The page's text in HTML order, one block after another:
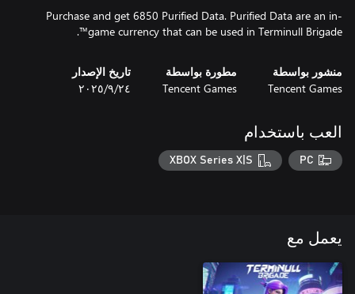
Purchase and get 6850 Purified Data. Purified Data are an in-
game currency that can be used in Terminull Brigade™.
منشور بواسطة
Tencent Games
مطورة بواسطة
Tencent Games
تاريخ الإصدار
٢٤‏/٩‏/٢٠٢٥
العب باستخدام
PC
XBOX Series X|S
يعمل مع